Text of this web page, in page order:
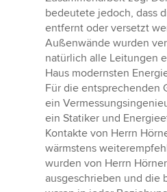
bedeutete jedoch, dass
entfernt oder versetzt
Außenwände wurden
natürlich alle Leitungen
Haus modernsten
Für die entsprechenden
ein
ein Statiker und
Kontakte von Herrn
wärmstens
wurden von Herrn
ausgeschrieben und die